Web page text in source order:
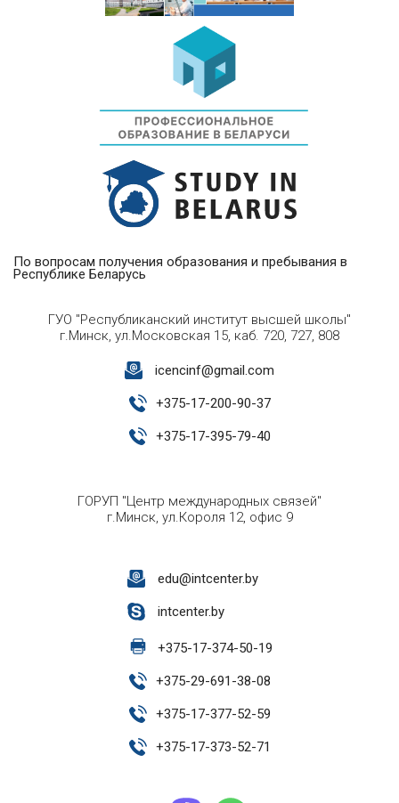
По вопросам получения образования и пребывания в
Республике Беларусь
ГУО "Республиканский институт высшей школы"
г.Минск, ул.Московская 15, каб. 720, 727, 808
icencinf@gmail.com
+375-17-200-90-37
+375-17-395-79-40
ГОРУП "Центр международных связей"
г.Минск, ул.Короля 12, офис 9
edu@intcenter.by
intcenter.by
+375-17-374-50-19
+375-29-691-38-08
+375-17-377-52-59
+375-17-373-52-71